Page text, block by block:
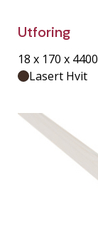
Utforing
18 x 170 x 4400
Lasert Hvit